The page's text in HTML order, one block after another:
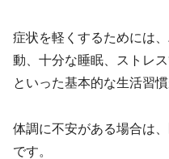
症状を軽くするためには
動、十分な睡眠、ストレ
といった基本的な生活習慣
体調に不安がある場合は、
です。